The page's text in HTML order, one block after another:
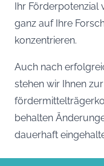
Ihr
ganz auf Ihre
konzentrieren.
Auch nach
stehen wir Ihnen
behalten
dauerhaft